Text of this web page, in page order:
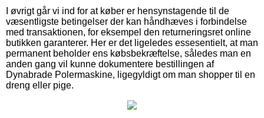
I øvrigt går vi ind for at køber er hensynstagende til de
væsentligste betingelser der kan håndhæves i forbindelse
med transaktionen, for eksempel den returneringsret online
butikken garanterer. Her er det ligeledes essesentielt, at man
permanent beholder ens købsbekræftelse, således man en
anden gang vil kunne dokumentere bestillingen af
Dynabrade Polermaskine, ligegyldigt om man shopper til en
dreng eller pige.